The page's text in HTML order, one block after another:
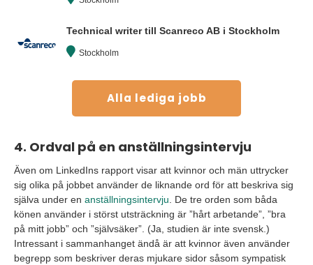
Technical writer till Scanreco AB i Stockholm
Stockholm
Alla lediga jobb
4. Ordval på en anställningsintervju
Även om LinkedIns rapport visar att kvinnor och män uttrycker
sig olika på jobbet använder de liknande ord för att beskriva sig
själva under en anställningsintervju. De tre orden som båda
könen använder i störst utsträckning är ”hårt arbetande”, ”bra
på mitt jobb” och ”självsäker”. (Ja, studien är inte svensk.)
Intressant i sammanhanget ändå är att kvinnor även använder
begrepp som beskriver deras mjukare sidor såsom sympatisk